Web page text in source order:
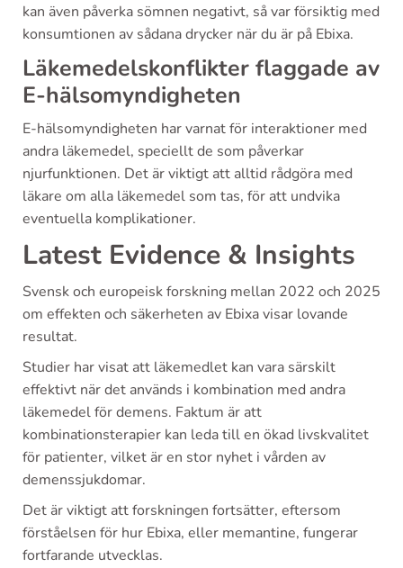
kan även påverka sömnen negativt, så var försiktig med
konsumtionen av sådana drycker när du är på Ebixa.
Läkemedelskonflikter flaggade av
E-hälsomyndigheten
E-hälsomyndigheten har varnat för interaktioner med
andra läkemedel, speciellt de som påverkar
njurfunktionen. Det är viktigt att alltid rådgöra med
läkare om alla läkemedel som tas, för att undvika
eventuella komplikationer.
Latest Evidence & Insights
Svensk och europeisk forskning mellan 2022 och 2025
om effekten och säkerheten av Ebixa visar lovande
resultat.
Studier har visat att läkemedlet kan vara särskilt
effektivt när det används i kombination med andra
läkemedel för demens. Faktum är att
kombinationsterapier kan leda till en ökad livskvalitet
för patienter, vilket är en stor nyhet i vården av
demenssjukdomar.
Det är viktigt att forskningen fortsätter, eftersom
förståelsen för hur Ebixa, eller memantine, fungerar
fortfarande utvecklas.